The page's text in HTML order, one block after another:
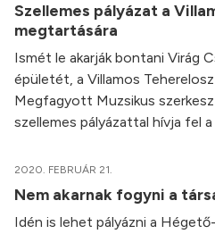
Szellemes pályázat a
megtartására
Ismét le akarják bontani Virág
épületét, a Villamos
Megfagyott Muzsikus
szellemes pályázattal hívja fel
2020. FEBRUÁR 21.
Nem akarnak fogyni a
Idén is lehet pályázni a